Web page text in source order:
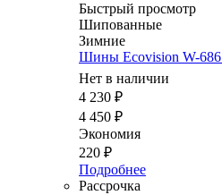
Быстрый просмотр
Шипованные
Зимние
Шины Ecovision W-686
Нет в наличии
4 230 ₽
4 450 ₽
Экономия
220 ₽
Подробнее
Рассрочка